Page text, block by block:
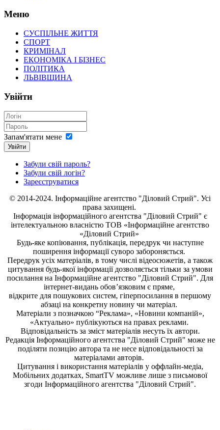
Меню
СУСПІЛЬНЕ ЖИТТЯ
СПОРТ
КРИМІНАЛ
ЕКОНОМІКА І БІЗНЕС
ПОЛІТИКА
ЛЬВІВЩИНА
Увійти
Запам'ятати мене
Увійти
Забули свій пароль?
Забули свій логін?
Зареєструватися
© 2014-2024. Інформаційне агентство "Діловий Стрий". Усі
права захищені.
Інформація інформаційного агентства "Діловий Стрий" є
інтелектуальною власністю ТОВ «Інформаційне агентство
«Діловий Стрий»
Будь-яке копiювання, публiкацiя, передрук чи наступне
поширення iнформацiї суворо забороняється.
Передрук усіх матеріалів, в тому числі відеосюжетів, а також
цитування будь-якої інформації дозволяється тільки за умови
посилання на Інформаційне агентство "Діловий Стрий". Для
інтернет-видань обов’язковим є пряме,
відкрите для пошукових систем, гіперпосилання в першому
абзаці на конкретну новину чи матеріал.
Матеріали з позначкою “Реклама», «Новини компаній»,
«Актуально» публікуються на правах реклами.
Відповідальність за зміст матеріалів несуть їх автори.
Редакція Інформаційного агентства "Діловий Стрий" може не
поділяти позицію автора та не несе відповідальності за
матеріалами авторів.
Цитування і використання матеріалів у оффлайн-медіа,
Мобільних додатках, SmartTV можливе лише з письмової
згоди Інформаційного агентства "Діловий Стрий".